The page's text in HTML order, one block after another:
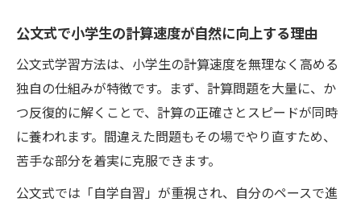
小学生が計算速度を伸ばす効果的な方法
小学生が計算速度を早めるための反復トレ
ーニング法
集中力を保ちながら計算速度を伸ばす学習
の工夫
毎日の少しずつの練習が計算速度向上に繋
がる理由
公文式で小学生の計算速度が自然に向上する理由
公文式学習方法は、小学生の計算速度を無理なく高める
独自の仕組みが特徴です。まず、計算問題を大量に、か
つ反復的に解くことで、計算の正確さとスピードが同時
に養われます。間違えた問題もその場でやり直すため、
苦手な部分を着実に克服できます。
公文式では「自学自習」が重視され、自分のペースで進